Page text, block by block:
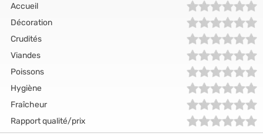
Accueil
Décoration
Crudités
Viandes
Poissons
Hygiène
Fraîcheur
Rapport qualité/prix